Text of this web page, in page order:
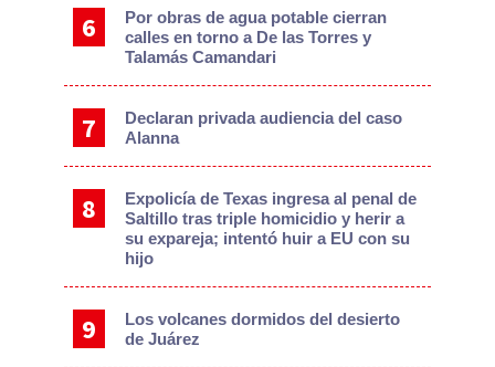
Por obras de agua potable cierran
calles en torno a De las Torres y
Talamás Camandari
Declaran privada audiencia del caso
Alanna
Expolicía de Texas ingresa al penal de
Saltillo tras triple homicidio y herir a
su expareja; intentó huir a EU con su
hijo
Los volcanes dormidos del desierto
de Juárez